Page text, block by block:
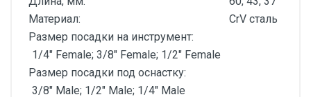
Материал:
CrV сталь
Размер посадки на инструмент:
1/4" Female; 3/8" Female; 1/2" Female
Размер посадки под оснастку:
3/8" Male; 1/2" Male; 1/4" Male